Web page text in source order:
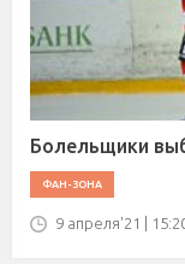
Болельщики
ФАН-ЗОНА
9 апреля'21 |